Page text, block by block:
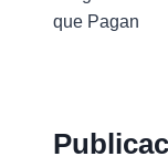
entradas
que Pagan